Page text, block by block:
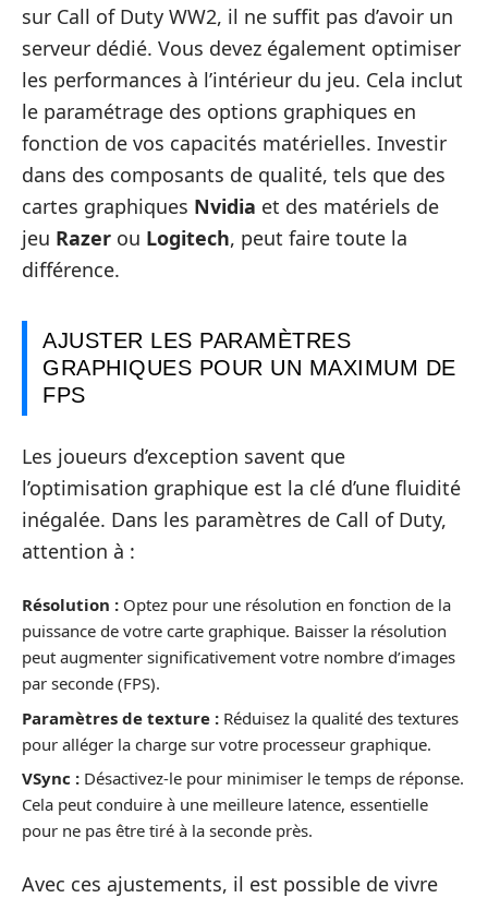
sur Call of Duty WW2, il ne suffit pas d’avoir un
serveur dédié. Vous devez également optimiser
les performances à l’intérieur du jeu. Cela inclut
le paramétrage des options graphiques en
fonction de vos capacités matérielles. Investir
dans des composants de qualité, tels que des
cartes graphiques Nvidia et des matériels de
jeu Razer ou Logitech, peut faire toute la
différence.
AJUSTER LES PARAMÈTRES
GRAPHIQUES POUR UN MAXIMUM DE
FPS
Les joueurs d’exception savent que
l’optimisation graphique est la clé d’une fluidité
inégalée. Dans les paramètres de Call of Duty,
attention à :
Résolution : Optez pour une résolution en fonction de la
puissance de votre carte graphique. Baisser la résolution
peut augmenter significativement votre nombre d’images
par seconde (FPS).
Paramètres de texture : Réduisez la qualité des textures
pour alléger la charge sur votre processeur graphique.
VSync : Désactivez-le pour minimiser le temps de réponse.
Cela peut conduire à une meilleure latence, essentielle
pour ne pas être tiré à la seconde près.
Avec ces ajustements, il est possible de vivre